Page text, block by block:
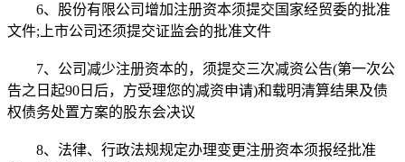
6、股份有限公司增加注册资本须提交国家经贸委的批准
文件;上市公司还须提交证监会的批准文件
7、公司减少注册资本的，须提交三次减资公告(第一次公
告之日起90日后，方受理您的减资申请)和载明清算结果及债
权债务处置方案的股东会决议
8、法律、行政法规规定办理变更注册资本须报经批准